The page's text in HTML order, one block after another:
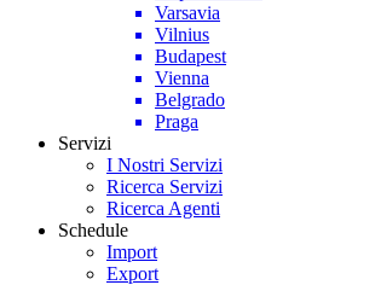
Varsavia
Vilnius
Budapest
Vienna
Belgrado
Praga
Servizi
I Nostri Servizi
Ricerca Servizi
Ricerca Agenti
Schedule
Import
Export